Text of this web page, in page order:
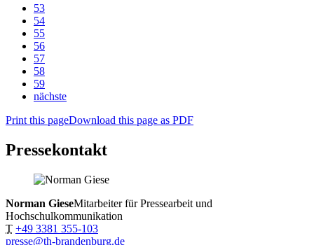
53
54
55
56
57
58
59
nächste
Print this pageDownload this page as PDF
Pressekontakt
Norman GieseMitarbeiter für Pressearbeit und
Hochschulkommunikation
T +49 3381 355-103
presse@th-brandenburg.de